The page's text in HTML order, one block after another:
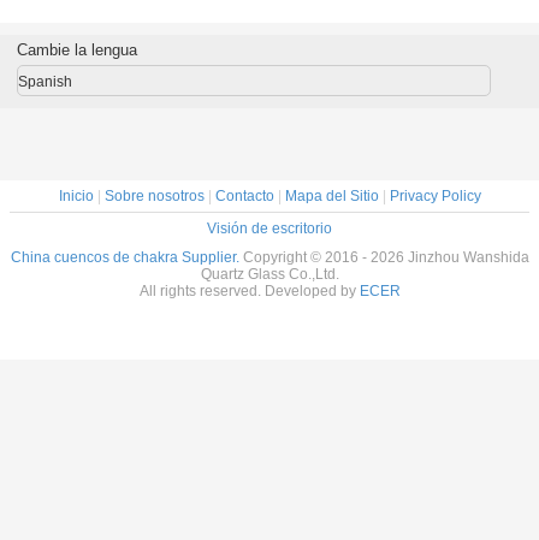
mayor para
Chakras con
de goma para
y baño
Cambie la lengua
Spanish
Inicio| Sobre nosotros| Contacto| Mapa del Sitio|
Privacy Policy
Visión de escritorio
China cuencos de chakra Supplier. Copyright © 2016 - 2026 Jinzhou Wanshida
Quartz Glass Co.,Ltd.
All rights reserved. Developed by ECER